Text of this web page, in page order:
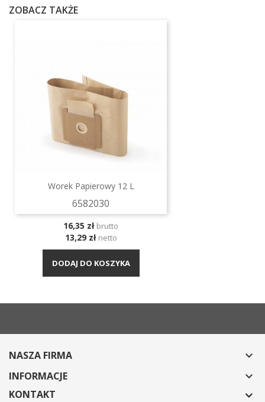
ZOBACZ TAKŻE
Worek Papierowy 12 L
6582030
Cena
16,35 zł brutto
13,29 zł netto
DODAJ DO KOSZYKA
NASZA FIRMA 
INFORMACJE 
KONTAKT